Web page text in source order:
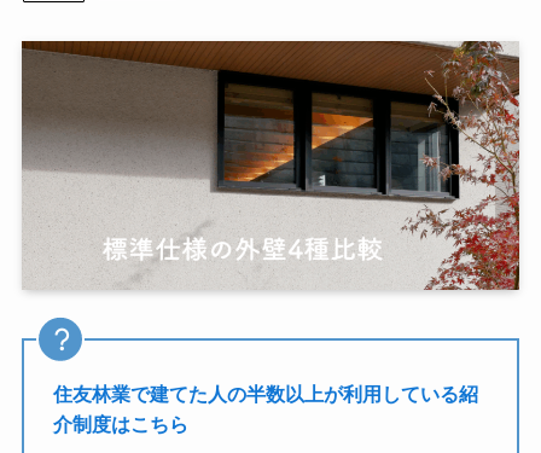
住友林業で建てた人の半数以上が利用している紹
介制度はこちら